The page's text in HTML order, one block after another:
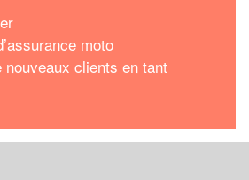
moto
nouveaux clients en tant